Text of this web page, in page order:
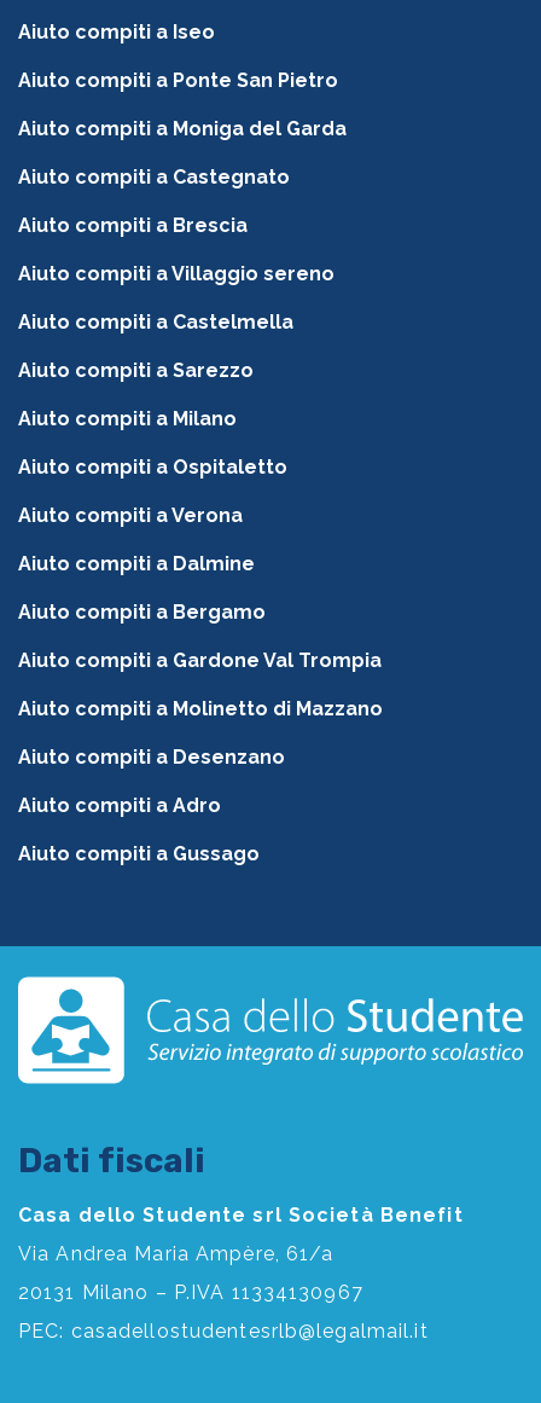
Aiuto compiti a Iseo
Aiuto compiti a Ponte San Pietro
Aiuto compiti a Moniga del Garda
Aiuto compiti a Castegnato
Aiuto compiti a Brescia
Aiuto compiti a Villaggio sereno
Aiuto compiti a Castelmella
Aiuto compiti a Sarezzo
Aiuto compiti a Milano
Aiuto compiti a Ospitaletto
Aiuto compiti a Verona
Aiuto compiti a Dalmine
Aiuto compiti a Bergamo
Aiuto compiti a Gardone Val Trompia
Aiuto compiti a Molinetto di Mazzano
Aiuto compiti a Desenzano
Aiuto compiti a Adro
Aiuto compiti a Gussago
Dati fiscali
Casa dello Studente srl Società Benefit
Via Andrea Maria Ampère, 61/a
20131 Milano – P.IVA 11334130967
PEC: casadellostudentesrlb@legalmail.it